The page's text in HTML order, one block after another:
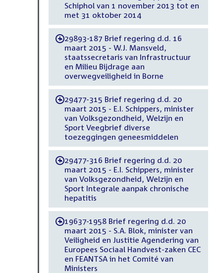
Schiphol van 1 november 2013 tot en
met 31 oktober 2014
-29893-187 Brief regering d.d. 16
maart 2015 - W.J. Mansveld,
staatssecretaris van Infrastructuur
en Milieu Bijdrage aan
overwegveiligheid in Borne
-29477-315 Brief regering d.d. 20
maart 2015 - E.I. Schippers, minister
van Volksgezondheid, Welzijn en
Sport Veegbrief diverse
toezeggingen geneesmiddelen
-29477-316 Brief regering d.d. 20
maart 2015 - E.I. Schippers, minister
van Volksgezondheid, Welzijn en
Sport Integrale aanpak chronische
hepatitis
-19637-1958 Brief regering d.d. 20
maart 2015 - S.A. Blok, minister van
Veiligheid en Justitie Agendering van
Europees Sociaal Handvest-zaken CEC
en FEANTSA in het Comité van
Ministers